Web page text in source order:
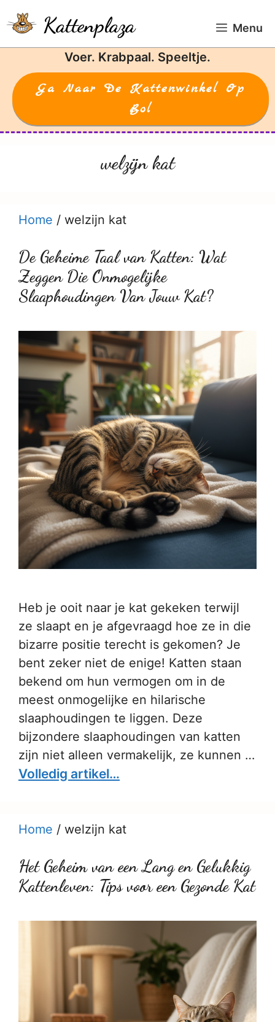
naar
de
Kattenplaza Menu
Voer. Krabpaal. Speeltje.
Ga Naar De Kattenwinkel Op
Bol
welzijn kat
Home / welzijn kat
De Geheime Taal van Katten: Wat
Zeggen Die Onmogelijke
Slaaphoudingen Van Jouw Kat?
Heb je ooit naar je kat gekeken terwijl
ze slaapt en je afgevraagd hoe ze in die
bizarre positie terecht is gekomen? Je
bent zeker niet de enige! Katten staan
bekend om hun vermogen om in de
meest onmogelijke en hilarische
slaaphoudingen te liggen. Deze
bijzondere slaaphoudingen van katten
zijn niet alleen vermakelijk, ze kunnen …
Volledig artikel…
Home / welzijn kat
Het Geheim van een Lang en Gelukkig
Kattenleven: Tips voor een Gezonde Kat